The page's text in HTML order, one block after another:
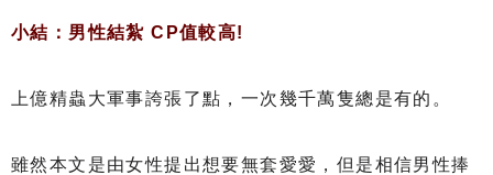
小結：男性結紮 CP值較高!
上億精蟲大軍事誇張了點，一次幾千萬隻總是有的。
雖然本文是由女性提出想要無套愛愛，但是相信男性捧